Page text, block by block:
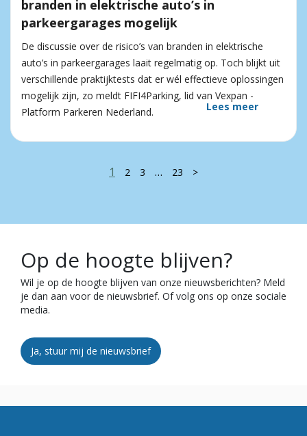
branden in elektrische auto’s in
parkeergarages mogelijk
De discussie over de risico’s van branden in elektrische
auto’s in parkeergarages laait regelmatig op. Toch blijkt uit
verschillende praktijktests dat er wél effectieve oplossingen
mogelijk zijn, zo meldt FIFI4Parking, lid van Vexpan -
Platform Parkeren Nederland.
Lees meer
1 2 3 … 23 >
Op de hoogte blijven?
Wil je op de hoogte blijven van onze nieuwsberichten? Meld
je dan aan voor de nieuwsbrief. Of volg ons op onze sociale
media.
Ja, stuur mij de nieuwsbrief